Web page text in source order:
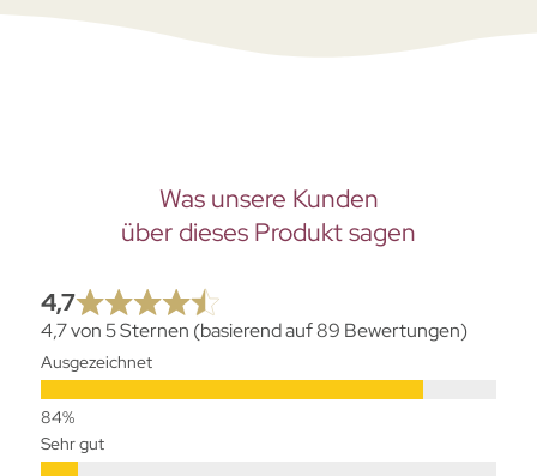
Was unsere Kunden
über dieses Produkt sagen
4,7
4,7 von 5 Sternen (basierend auf 89 Bewertungen)
Ausgezeichnet
Sehr gut